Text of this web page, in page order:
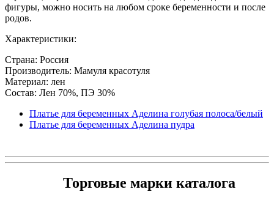
фигуры, можно носить на любом сроке беременности и после
родов.
Характеристики:
Страна: Россия
Производитель: Мамуля красотуля
Материал: лен
Состав: Лен 70%, ПЭ 30%
Платье для беременных Аделина голубая полоса/белый
Платье для беременных Аделина пудра
Торговые марки каталога